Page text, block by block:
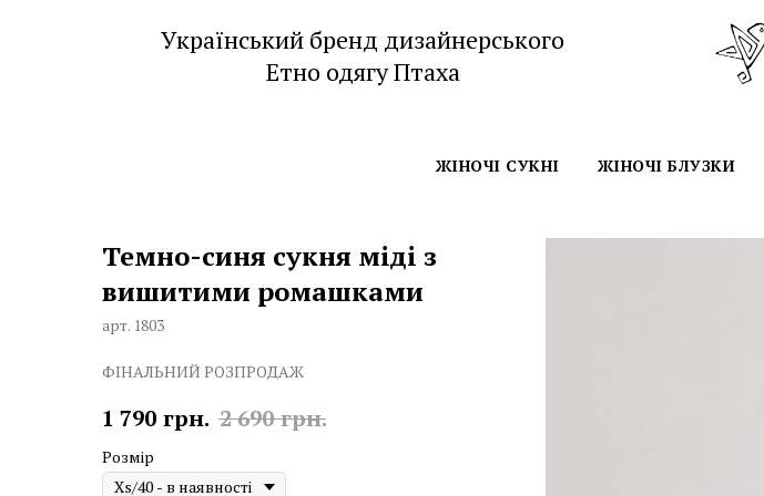
Український бренд дизайнерського
Етно одягу Птаха
ЖІНОЧІ СУКНІ ЖІНОЧІ БЛУЗКИ
Темно-синя сукня міді з
вишитими ромашками
арт. 1803
ФІНАЛЬНИЙ РОЗПРОДАЖ
1 790 грн. 2 690 грн.
Розмір